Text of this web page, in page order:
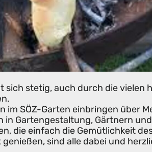
sich stetig, auch durch die vielen
im SÖZ-Garten einbringen über
in Gartengestaltung, Gärtnern
die einfach die Gemütlichkeit
sind alle dabei und